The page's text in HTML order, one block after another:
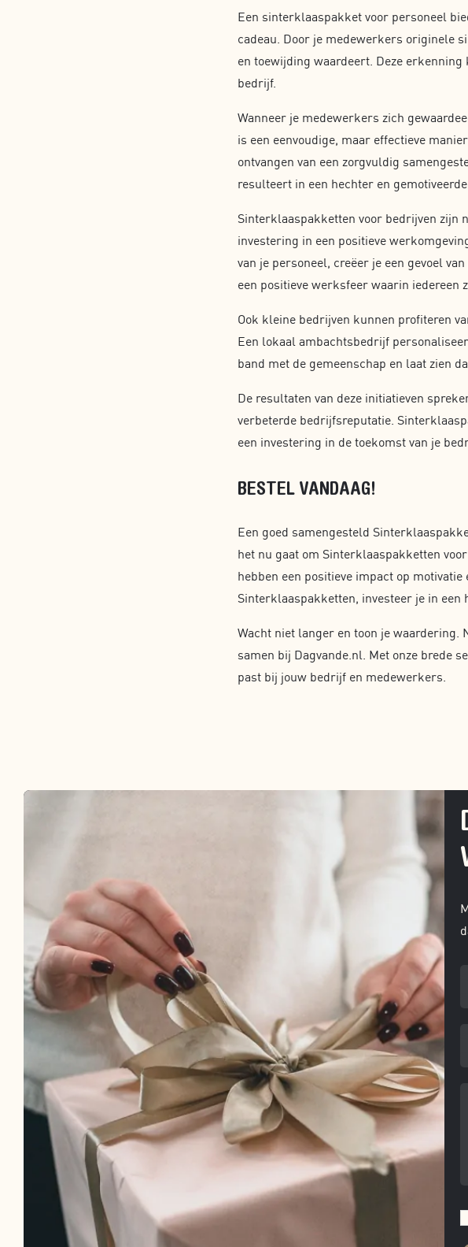
Een sinterklaaspakket voor personeel
cadeau. Door je medewerkers originele
en toewijding waardeert. Deze
bedrijf.
Wanneer je medewerkers zich
is een eenvoudige, maar effectieve
ontvangen van een zorgvuldig
resulteert in een hechter en
Sinterklaaspakketten voor bedrijven zijn
investering in een positieve
van je personeel, creëer je een gevoel
een positieve werksfeer waarin iedereen
Ook kleine bedrijven kunnen profiteren
Een lokaal ambachtsbedrijf
band met de gemeenschap en laat zien
De resultaten van deze initiatieven
verbeterde bedrijfsreputatie.
een investering in de toekomst van je
BESTEL VANDAAG!
Een goed samengesteld
het nu gaat om Sinterklaaspakketten
hebben een positieve impact op
Sinterklaaspakketten, investeer je in een
Wacht niet langer en toon je waardering.
samen bij Dagvande.nl. Met onze brede
past bij jouw bedrijf en medewerkers.